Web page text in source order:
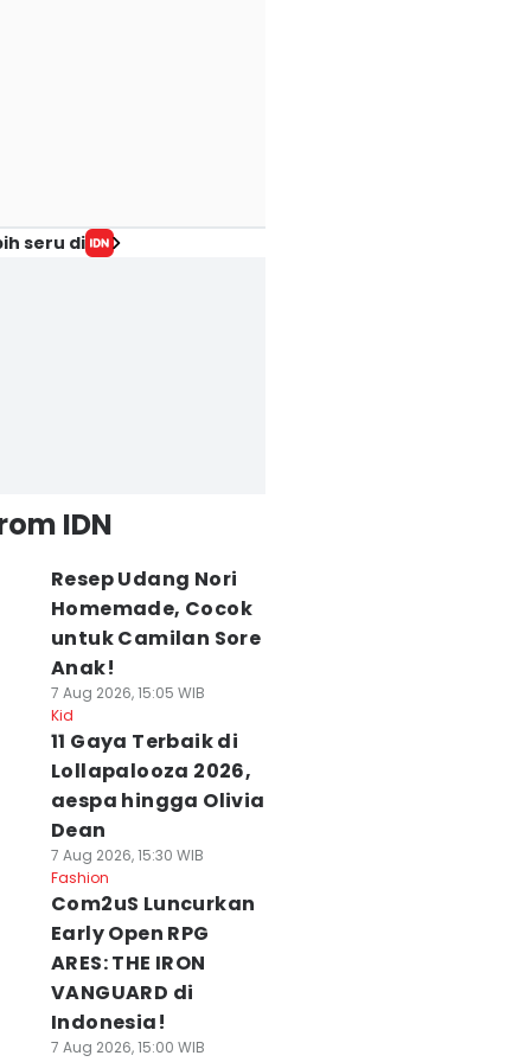
seru di
IDN
Resep Udang Nori
Homemade, Cocok
untuk Camilan Sore
Anak!
7 Aug 2026, 15:05 WIB
Kid
11 Gaya Terbaik di
Lollapalooza 2026,
aespa hingga Olivia
Dean
7 Aug 2026, 15:30 WIB
Fashion
Com2uS Luncurkan
Early Open RPG
ARES: THE IRON
VANGUARD di
Indonesia!
7 Aug 2026, 15:00 WIB